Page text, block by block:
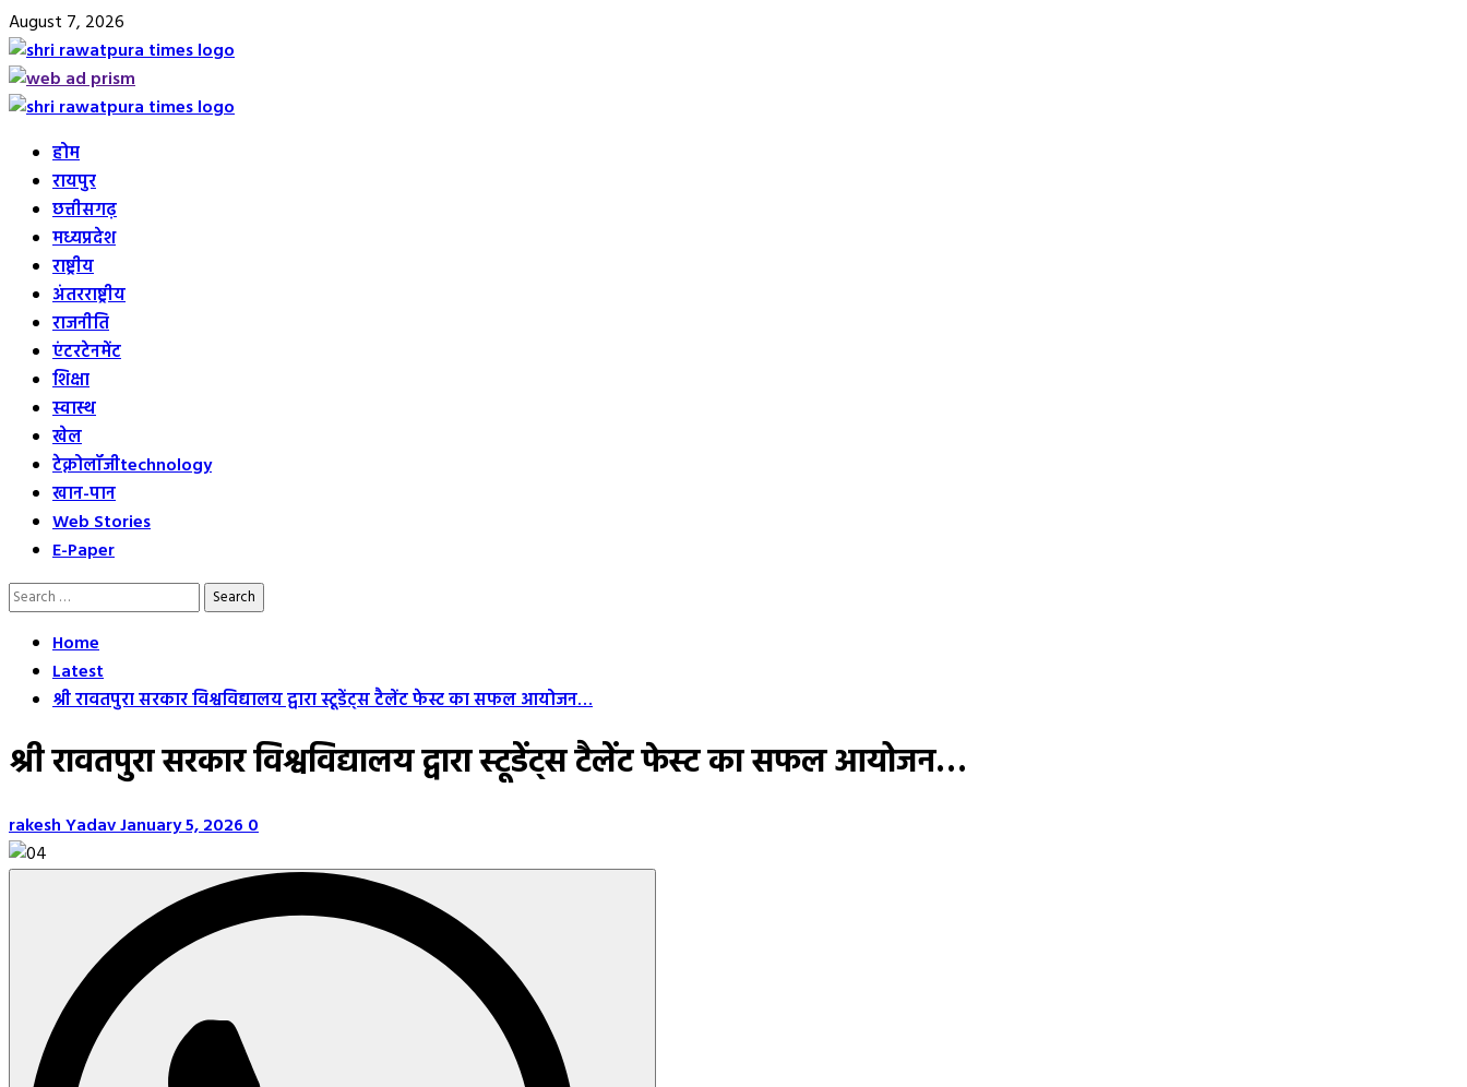
Skip
to
content
August 7, 2026
Primary
होम
रायपुर
छत्तीसगढ़
मध्यप्रदेश
राष्ट्रीय
अंतरराष्ट्रीय
राजनीति
एंटरटेनमेंट
शिक्षा
स्वास्थ
खेल
टेक्नोलॉजीtechnology
खान-पान
Web Stories
E-Paper
Search
Home
Latest
श्री रावतपुरा सरकार विश्वविद्यालय द्वारा स्टूडेंट्स टैलेंट फेस्ट का सफल आयोजन…
श्री रावतपुरा सरकार विश्वविद्यालय द्वारा स्टूडेंट्स टैलेंट फेस्ट का सफल आयोजन…
rakesh YadavJanuary 5, 20260